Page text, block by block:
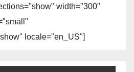
width="300"
locale="en_US"]